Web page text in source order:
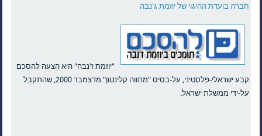
חברה בועדת ההיגוי של יוזמת ג'נבה
"יוזמת ז'נבה" היא הצעה להסכם
קבע ישראלי-פלסטיני, על-בסיס "מתווה קלינטון" מדצמבר 2000, שהתקבל
על-ידי ממשלת ישראל.